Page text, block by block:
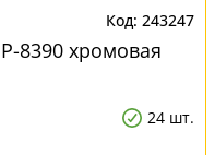
243247
8390 хромовая
24 шт.